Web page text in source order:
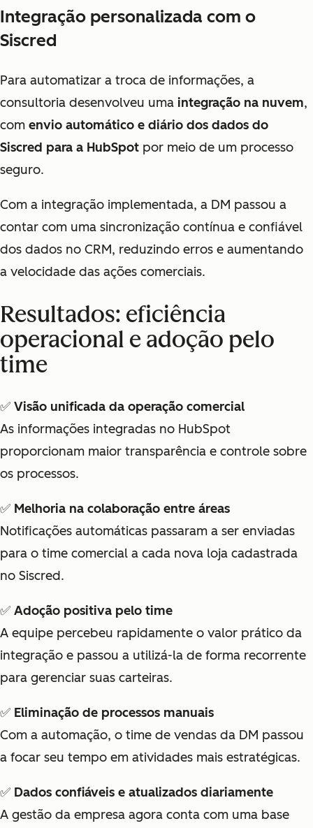
Integração personalizada com o
Siscred
Para automatizar a troca de informações, a
consultoria desenvolveu uma integração na nuvem,
com envio automático e diário dos dados do
Siscred para a HubSpot por meio de um processo
seguro.
Com a integração implementada, a DM passou a
contar com uma sincronização contínua e confiável
dos dados no CRM, reduzindo erros e aumentando
a velocidade das ações comerciais.
Resultados: eficiência
operacional e adoção pelo
time
✅ Visão unificada da operação comercial
As informações integradas no HubSpot
proporcionam maior transparência e controle sobre
os processos.
✅ Melhoria na colaboração entre áreas
Notificações automáticas passaram a ser enviadas
para o time comercial a cada nova loja cadastrada
no Siscred.
✅ Adoção positiva pelo time
A equipe percebeu rapidamente o valor prático da
integração e passou a utilizá-la de forma recorrente
para gerenciar suas carteiras.
✅ Eliminação de processos manuais
Com a automação, o time de vendas da DM passou
a focar seu tempo em atividades mais estratégicas.
✅ Dados confiáveis e atualizados diariamente
A gestão da empresa agora conta com uma base